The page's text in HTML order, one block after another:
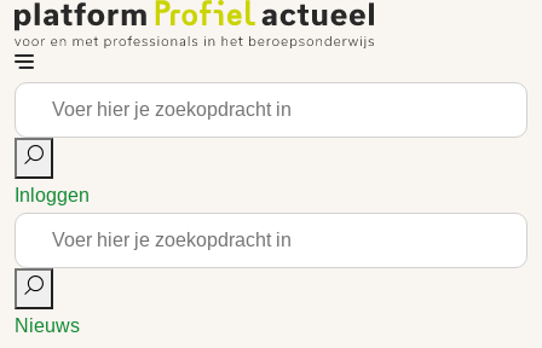
Inloggen
Nieuws